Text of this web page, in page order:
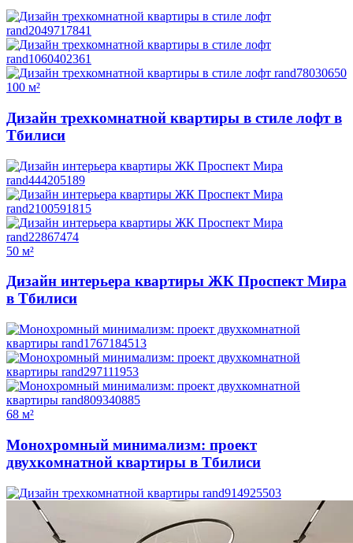
100 м²
Дизайн трехкомнатной квартиры в стиле лофт в
Тбилиси
50 м²
Дизайн интерьера квартиры ЖК Проспект Мира
в Тбилиси
68 м²
Монохромный минимализм: проект
двухкомнатной квартиры в Тбилиси